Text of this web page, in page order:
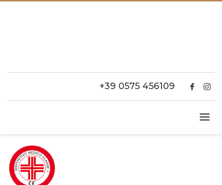
+39 0575 456109